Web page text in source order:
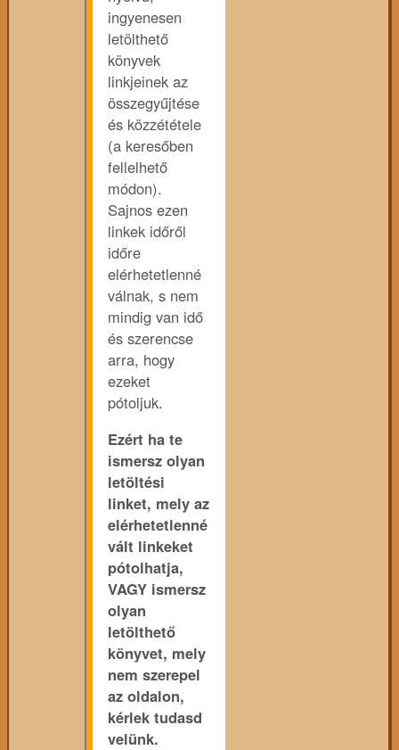
ingyenesen
letölthető
könyvek
linkjeinek az
összegyűjtése
és közzététele
(a keresőben
fellelhető
módon).
Sajnos ezen
linkek időről
időre
elérhetetlenné
válnak, s nem
mindig van idő
és szerencse
arra, hogy
ezeket
pótoljuk.
Ezért ha te
ismersz olyan
letöltési
linket, mely az
elérhetetlenné
vált linkeket
pótolhatja,
VAGY ismersz
olyan
letölthető
könyvet, mely
nem szerepel
az oldalon,
kérlek tudasd
velünk.